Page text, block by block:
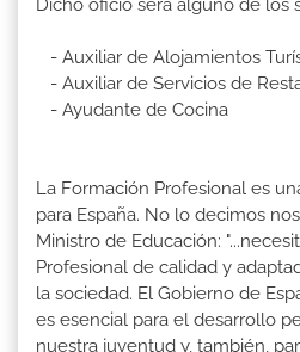
Dicho oficio será alguno de los
- Auxiliar de Alojamientos
- Auxiliar de Servicios de
- Ayudante de Cocina
La Formación Profesional es
para España. No lo decimos
Ministro de Educación:
Profesional de calidad y
la sociedad. El Gobierno de
es esencial para el desarrollo
nuestra juventud y, también,